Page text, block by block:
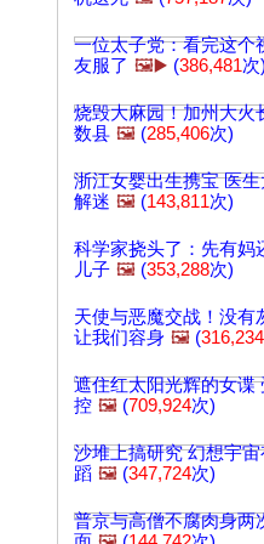
一位太子党：看完这个
友服了 🖼️▶️ (386,481次)
烧毁大麻园！加州大火
数县 🖼️ (285,406次)
浙江女婴出生携宝 医
解迷 🖼️ (143,811次)
科学家挠头了：先有妈
儿子 🖼️ (353,288次)
天使与恶魔交战！没有
让我们容身 🖼️ (316,234
遮住红太阳光辉的女谍
控 🖼️ (709,924次)
沙堆上搞研究 幻想宇
蹈 🖼️ (347,724次)
普京与高僧不腐肉身两